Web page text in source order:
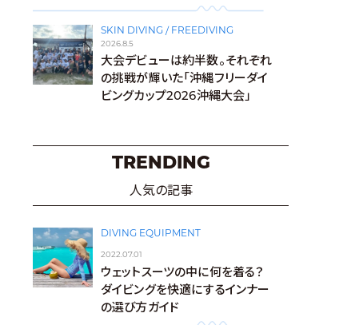
SKIN DIVING / FREEDIVING
2026.8.5
大会デビューは約半数。それぞれ
の挑戦が輝いた「沖縄フリーダイ
ビングカップ2026沖縄大会」
TRENDING
人気の記事
DIVING EQUIPMENT
2022.07.01
ウェットスーツの中に何を着る？
ダイビングを快適にするインナー
の選び方ガイド